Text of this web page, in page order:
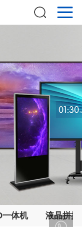
一体机 液晶拼接